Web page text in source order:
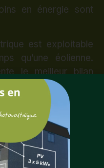
en énergie sont
est exploitable
qu’une éolienne.
le meilleur bilan
connues de
Enfin, il n’y a
locale.
les critères
à poissons,
relevage en cas